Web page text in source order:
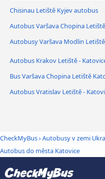
Chisinau Letiště Kyjev autobus
Autobus Varšava Chopina
Autobusy Varšava Modlin
Autobus Krakov Letiště -
Bus Varšava Chopina Letiště
Autobus Vratislav Letiště -
CheckMyBus›Autobusy v zemi
Autobus do města Katovice